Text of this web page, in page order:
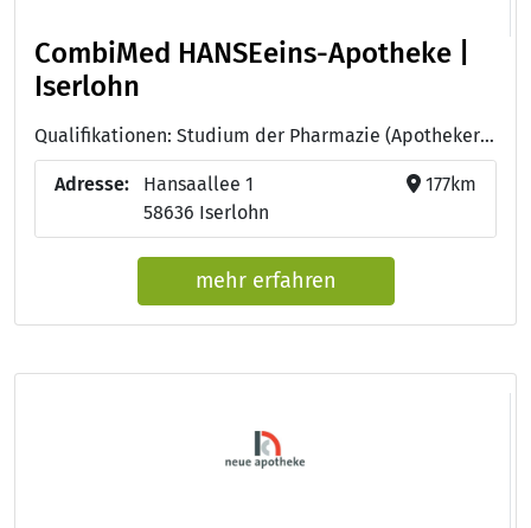
CombiMed HANSEeins-Apotheke |
Iserlohn
Qualifikationen: Studium der Pharmazie (Apotheker:in)
Adresse:
Hansaallee 1
58636 Iserlohn
177km
mehr erfahren